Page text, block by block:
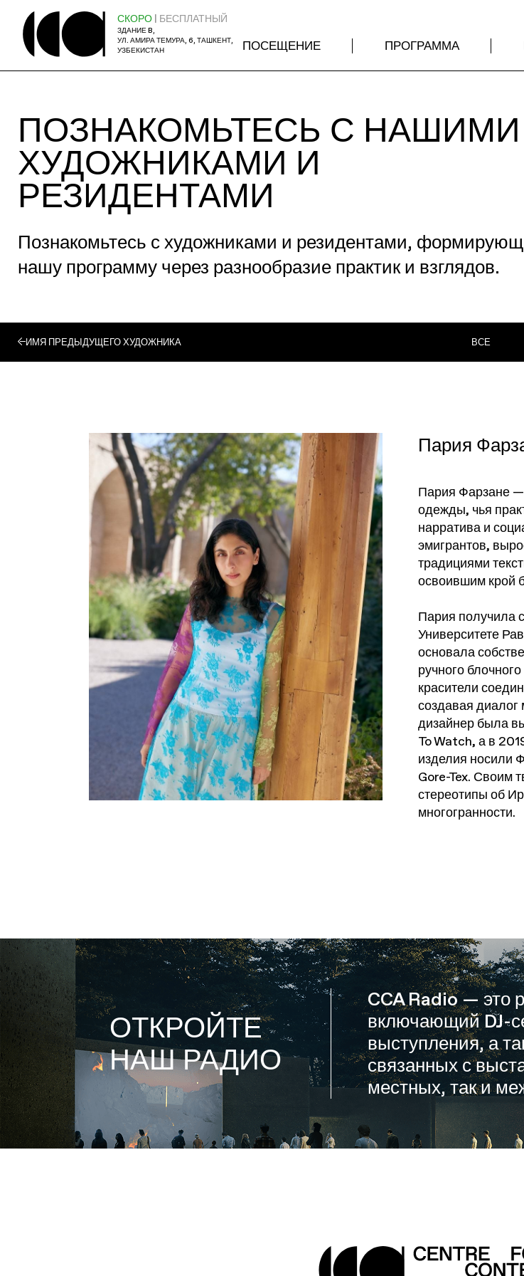
СКОРО | БЕСПЛАТНЫЙ
ЗДАНИЕ B,
УЛ. АМИРА ТЕМУРА, 6, ТАШКЕНТ,
УЗБЕКИСТАН
ПОСЕЩЕНИЕ ПРОГРАММА
ПОЗНАКОМЬТЕСЬ С НАШИМИ
ХУДОЖНИКАМИ И
РЕЗИДЕНТАМИ
Познакомьтесь с художниками и резидентами,
нашу программу через разнообразие практик и взглядов.
ИМЯ ПРЕДЫДУЩЕГО ХУДОЖНИКА ВСЕ
Пария
Пария Фарзане —
одежды, чья
нарратива и
эмигрантов,
традициями
освоившим крой
Пария получила
Университете
основала
ручного
красители
создавая диалог
дизайнер была
To Watch, а в
изделия носили
Gore-Tex. Своим
стереотипы об
многогранности.
ОТКРОЙТЕ
НАШ РАДИО
CCA Radio — это
включающий DJ-
выступления, а
связанных с
местных, так и